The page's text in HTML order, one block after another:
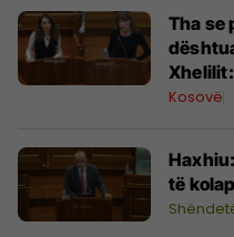
Tha se
jotja kjo
Kosovë
të